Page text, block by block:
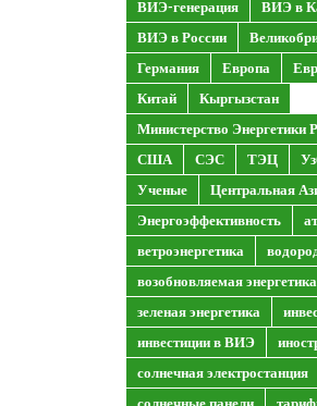
ВИЭ-генерация
ВИЭ в
ВИЭ в России
Германия
Европа
Китай
Кыргызстан
Министерство Энергетики
США
СЭС ТЭЦ
Ученые
Центральная
Энергоэффективность
ветроэнергетика
возобновляемая энергетика
зеленая энергетика
инвестиции в ВИЭ
солнечная электростанция
солнечные панели